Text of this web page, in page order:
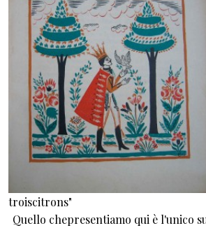
troiscitrons"
Quello chepresentiamo qui è l'unico